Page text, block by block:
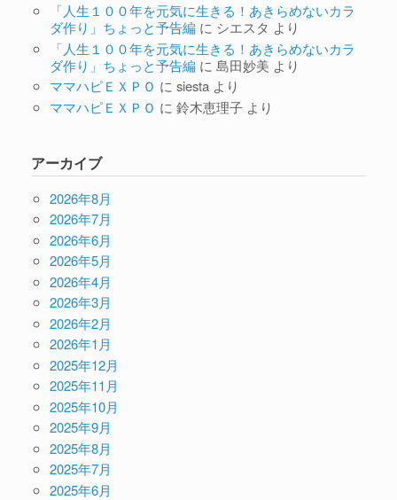
「人生１００年を元気に生きる！あきらめないカラ
ダ作り」ちょっと予告編に シエスタ より
「人生１００年を元気に生きる！あきらめないカラ
ダ作り」ちょっと予告編に 島田妙美 より
ママハピＥＸＰＯ に siestaより
ママハピＥＸＰＯ に 鈴木恵理子より
アーカイブ
2026年8月
2026年7月
2026年6月
2026年5月
2026年4月
2026年3月
2026年2月
2026年1月
2025年12月
2025年11月
2025年10月
2025年9月
2025年8月
2025年7月
2025年6月